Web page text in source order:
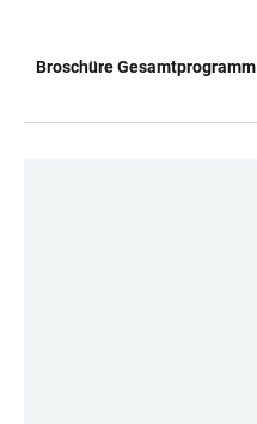
Broschüre Gesamtprogramm